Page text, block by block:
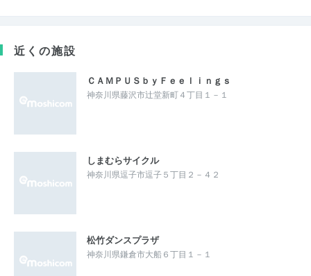
近くの施設
ＣＡＭＰＵＳｂｙＦｅｅｌｉｎｇｓ
神奈川県藤沢市辻堂新町４丁目１－１
しまむらサイクル
神奈川県逗子市逗子５丁目２－４２
松竹ダンスプラザ
神奈川県鎌倉市大船６丁目１－１